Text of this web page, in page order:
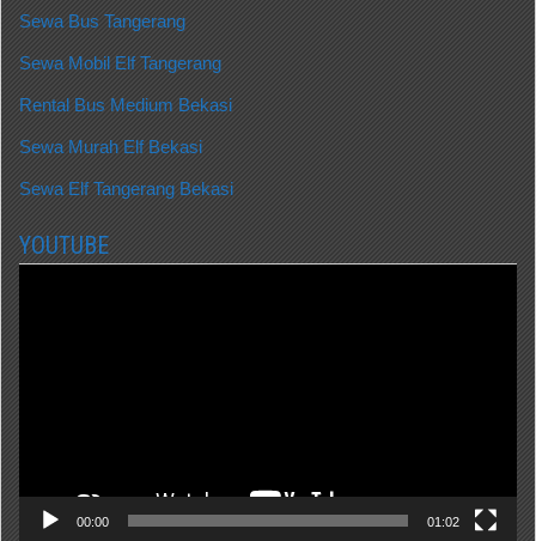
Sewa Bus Tangerang
Sewa Mobil Elf Tangerang
Rental Bus Medium Bekasi
Sewa Murah Elf Bekasi
Sewa Elf Tangerang Bekasi
YOUTUBE
00:00 01:02